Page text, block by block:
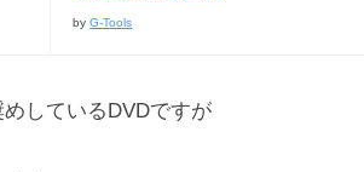
byG-Tools
しているDVDですが